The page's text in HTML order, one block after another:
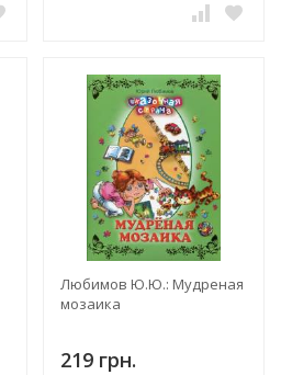
Любимов Ю.Ю.: Мудреная
мозаика
219 грн.